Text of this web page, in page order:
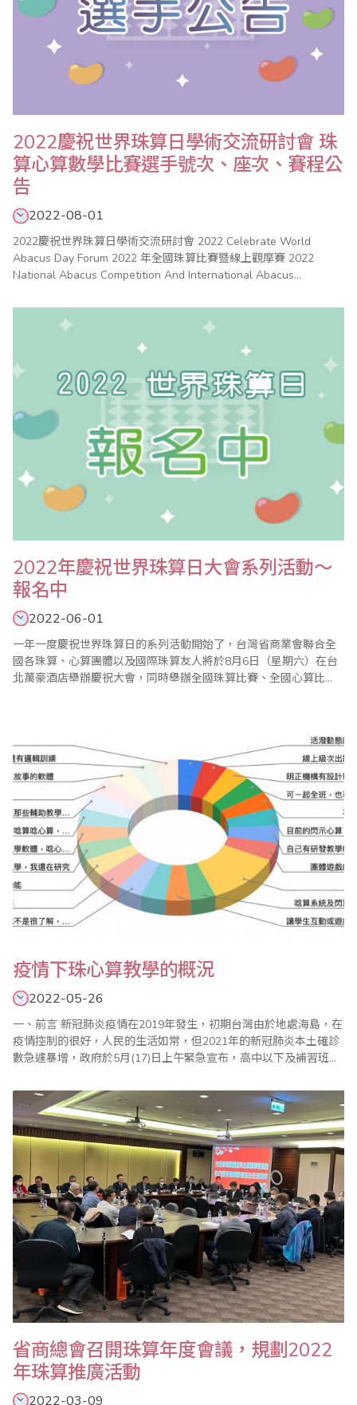
2022慶祝世界珠算日學術交流研討會 珠
算心算數學比賽選手號次、座次、賽程公
告
2022-08-01
2022慶祝世界珠算日學術交流研討會 2022 Celebrate World
Abacus Day Forum 2022 年全國珠算比賽暨線上觀摩賽 2022
National Abacus Competition And International Abacus
Arithmetic Compe..
2022年慶祝世界珠算日大會系列活動～
報名中
2022-06-01
一年一度慶祝世界珠算日的系列活動開始了，台灣省商業會聯合全
國各珠算、心算團體以及國際珠算友人將於8月6日（星期六）在台
北萬豪酒店舉辦慶祝大會，同時舉辦全國珠算比賽、全國心算比
疫情下珠心算教學的概況
2022-05-26
一、前言 新冠肺炎疫情在2019年發生，初期台灣由於地處海島，在
疫情控制的很好，人民的生活如常，但2021年的新冠肺炎本土確診
數急遽暴增，政府於5月(17)日上午緊急宣布，高中以下及補習班、
教育的珠心算教學面臨從未有過的新挑戰。 二．停止實體課如何持
續學習 在停課宣布後，各珠算班系與珠心算老師們如何因應，突如
其來的衝擊..
省商總會召開珠算年度會議，規劃2022
年珠算推廣活動
2022-03-09